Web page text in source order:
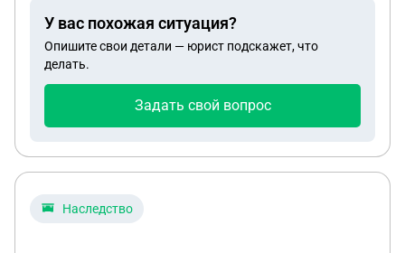
договор купли продажи там ?
У вас похожая ситуация?
Опишите свои детали — юрист подскажет, что
делать.
Задать свой вопрос
Наследство